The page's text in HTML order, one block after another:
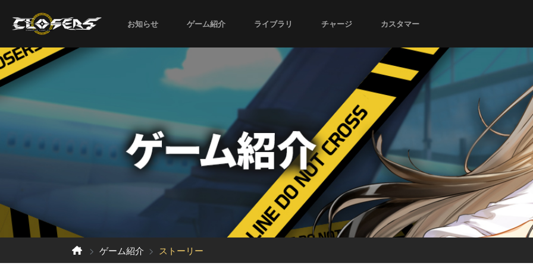
お知らせ ゲーム紹介 ライブラリ チャージ カスタマー
ゲーム紹介 ストーリー